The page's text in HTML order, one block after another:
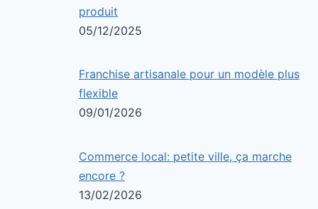
produit
05/12/2025
Franchise artisanale pour un modèle plus
flexible
09/01/2026
Commerce local: petite ville, ça marche
encore ?
13/02/2026